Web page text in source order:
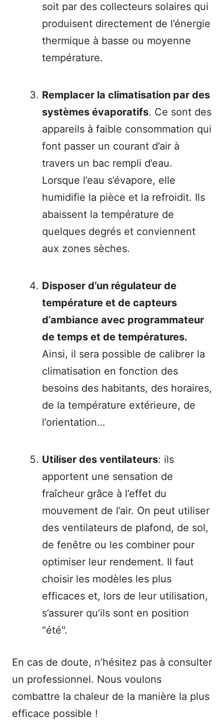
soit par des collecteurs solaires qui
produisent directement de l’énergie
thermique à basse ou moyenne
température.
Remplacer la climatisation par des
systèmes évaporatifs. Ce sont des
appareils à faible consommation qui
font passer un courant d’air à
travers un bac rempli d’eau.
Lorsque l’eau s’évapore, elle
humidifie la pièce et la refroidit. Ils
abaissent la température de
quelques degrés et conviennent
aux zones sèches.
Disposer d’un régulateur de
température et de capteurs
d’ambiance avec programmateur
de temps et de températures.
Ainsi, il sera possible de calibrer la
climatisation en fonction des
besoins des habitants, des horaires,
de la température extérieure, de
l’orientation…
Utiliser des ventilateurs: ils
apportent une sensation de
fraîcheur grâce à l’effet du
mouvement de l’air. On peut utiliser
des ventilateurs de plafond, de sol,
de fenêtre ou les combiner pour
optimiser leur rendement. Il faut
choisir les modèles les plus
efficaces et, lors de leur utilisation,
s’assurer qu’ils sont en position
"été".
En cas de doute, n’hésitez pas à consulter
un professionnel. Nous voulons
combattre la chaleur de la manière la plus
efficace possible !